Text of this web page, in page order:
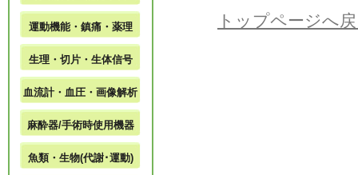
トップページへ
運動機能・鎮痛・薬理
生理・切片・生体信号
血流計・血圧・画像解析
麻酔器/手術時使用機器
魚類・生物(代謝･運動)